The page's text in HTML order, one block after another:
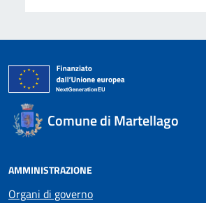
Comune di Martellago
AMMINISTRAZIONE
Organi di governo